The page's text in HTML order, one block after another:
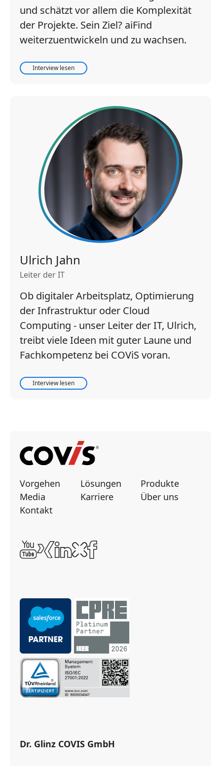
und schätzt vor allem die Komplexität
der Projekte. Sein Ziel? aiFind
weiterzuentwickeln und zu wachsen.
Interview lesen
Ulrich Jahn
Leiter der IT
Ob digitaler Arbeitsplatz, Optimierung
der Infrastruktur oder Cloud
Computing - unser Leiter der IT, Ulrich,
treibt viele Ideen mit guter Laune und
Fachkompetenz bei COViS voran.
Interview lesen
Vorgehen Lösungen
Produkte
Media
Karriere
Über uns
Kontakt
Dr. Glinz COVIS GmbH